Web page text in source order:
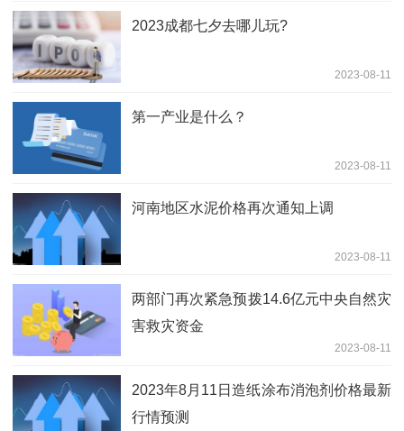
2023成都七夕去哪儿玩?
2023-08-11
第一产业是什么？
2023-08-11
河南地区水泥价格再次通知上调
2023-08-11
两部门再次紧急预拨14.6亿元中央自然灾
害救灾资金
2023-08-11
2023年8月11日造纸涂布消泡剂价格最新
行情预测